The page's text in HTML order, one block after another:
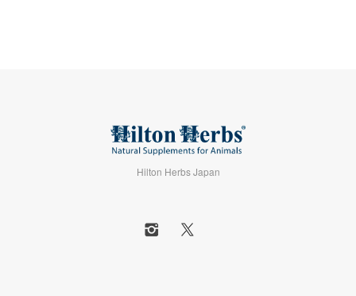
Hilton Herbs Japan